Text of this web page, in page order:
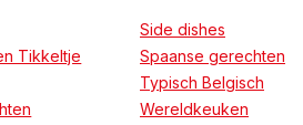
Tikkeltje
Side dishes
Spaanse gerechten
Typisch Belgisch
Wereldkeuken